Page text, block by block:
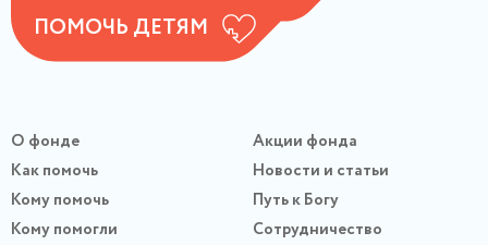
ПОМОЧЬ ДЕТЯМ
О фонде
Как помочь
Кому помочь
Кому помогли
Акции фонда
Новости и статьи
Путь к Богу
Сотрудничество